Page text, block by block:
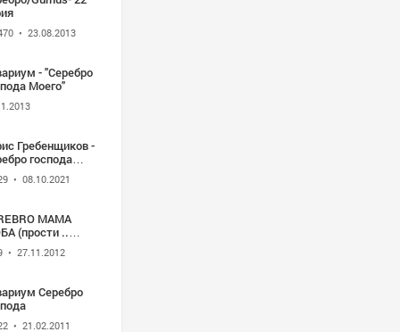
• 23.08.2013
- "Серебро
Моего"
Гребенщиков -
господа
- 2013 HD 720p
• 08.10.2021
МАМА
..
• 27.11.2012
Серебро
• 21.02.2011